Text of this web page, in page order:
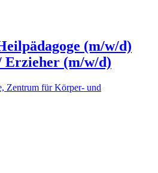
(m/w/d)
Erzieher (m/w/d)
Zentrum für Körper- und